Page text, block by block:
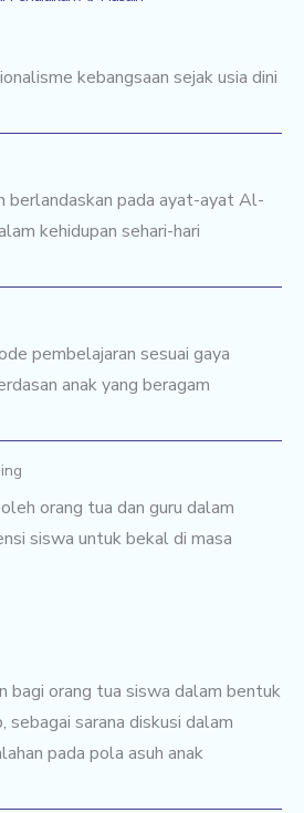
kebangsaan sejak usia dini
berlandaskan pada ayat-ayat Al-
kehidupan sehari-hari
pembelajaran sesuai gaya
anak yang beragam
orang tua dan guru dalam
siswa untuk bekal di masa
bagi orang tua siswa dalam bentuk
sebagai sarana diskusi dalam
pada pola asuh anak